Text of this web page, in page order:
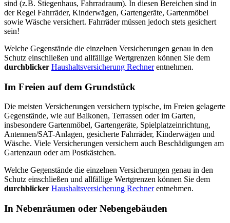
sind (z.B. Stiegenhaus, Fahrradraum). In diesen Bereichen sind in
der Regel Fahrräder, Kinderwägen, Gartengeräte, Gartenmöbel
sowie Wäsche versichert. Fahrräder müssen jedoch stets gesichert
sein!
Welche Gegenstände die einzelnen Versicherungen genau in den
Schutz einschließen und allfällige Wertgrenzen können Sie dem
durchblicker Haushaltsversicherung Rechnerentnehmen.
Im Freien auf dem Grundstück
Die meisten Versicherungen versichern typische, im Freien gelagerte
Gegenstände, wie auf Balkonen, Terrassen oder im Garten,
insbesondere Gartenmöbel, Gartengeräte, Spielplatzeinrichtung,
Antennen/SAT-Anlagen, gesicherte Fahrräder, Kinderwägen und
Wäsche. Viele Versicherungen versichern auch Beschädigungen am
Gartenzaun oder am Postkästchen.
Welche Gegenstände die einzelnen Versicherungen genau in den
Schutz einschließen und allfällige Wertgrenzen können Sie dem
durchblicker Haushaltsversicherung Rechnerentnehmen.
In Nebenräumen oder Nebengebäuden